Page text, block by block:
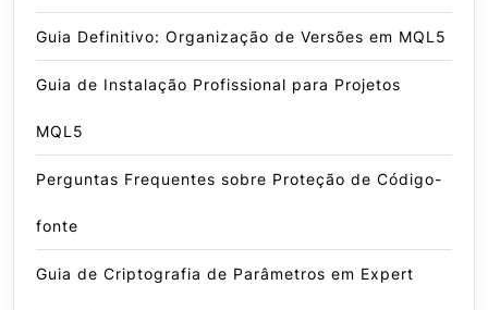
Guia Definitivo: Organização de Versões em MQL5
Guia de Instalação Profissional para Projetos
MQL5
Perguntas Frequentes sobre Proteção de Código-
fonte
Guia de Criptografia de Parâmetros em Expert